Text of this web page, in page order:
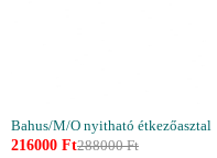
Bahus/M/O nyitható étkezőasztal
288000Ft
216000 Ft